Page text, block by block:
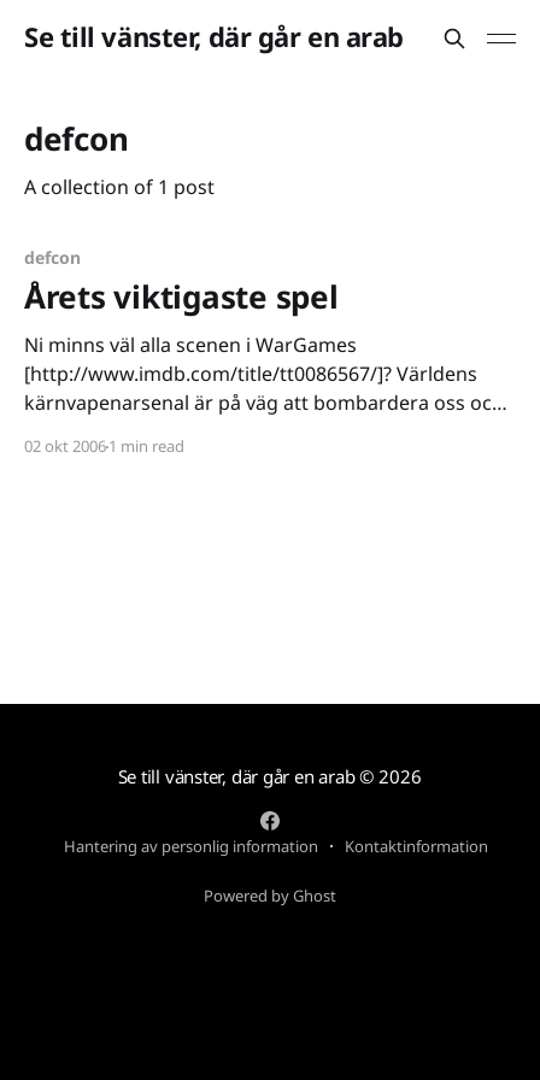
Se till vänster, där går en arab
defcon
A collection of 1 post
defcon
Årets viktigaste spel
Ni minns väl alla scenen i WarGames
[http://www.imdb.com/title/tt0086567/]? Världens
kärnvapenarsenal är på väg att bombardera oss och
superdator om att det hela inte är verklighet, att det
02 okt 20061 min read
Se till vänster, där går en arab© 2026
Hantering av personlig information Kontaktinformation
Powered by Ghost